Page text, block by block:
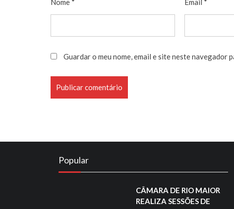
Nome * Email *
Guardar o meu nome, email e site neste navegador
Popular
CÂMARA DE RIO MAIOR
REALIZA SESSÕES DE